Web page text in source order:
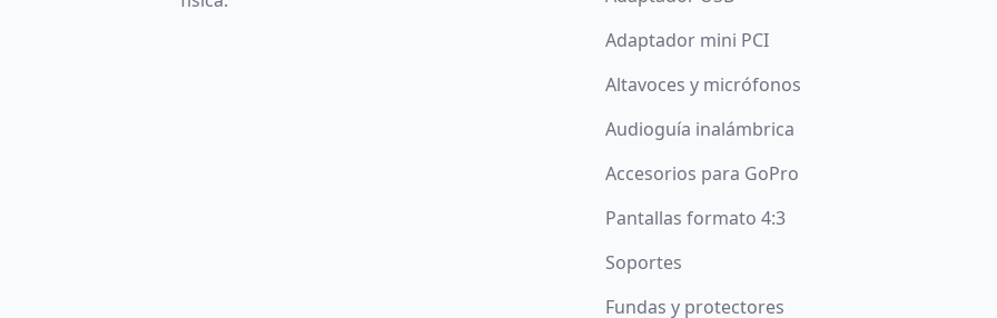
Adaptador mini PCI
Altavoces y micrófonos
Audioguía inalámbrica
Accesorios para GoPro
Pantallas formato 4:3
Soportes
Fundas y protectores